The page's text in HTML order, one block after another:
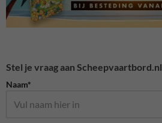
Stel je vraag aan Scheepvaartbord.nl
Naam*